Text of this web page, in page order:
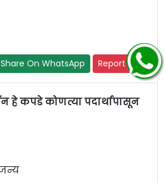
Share On WhatsApp Report
हे कपडे कोणत्या पदार्थापासून